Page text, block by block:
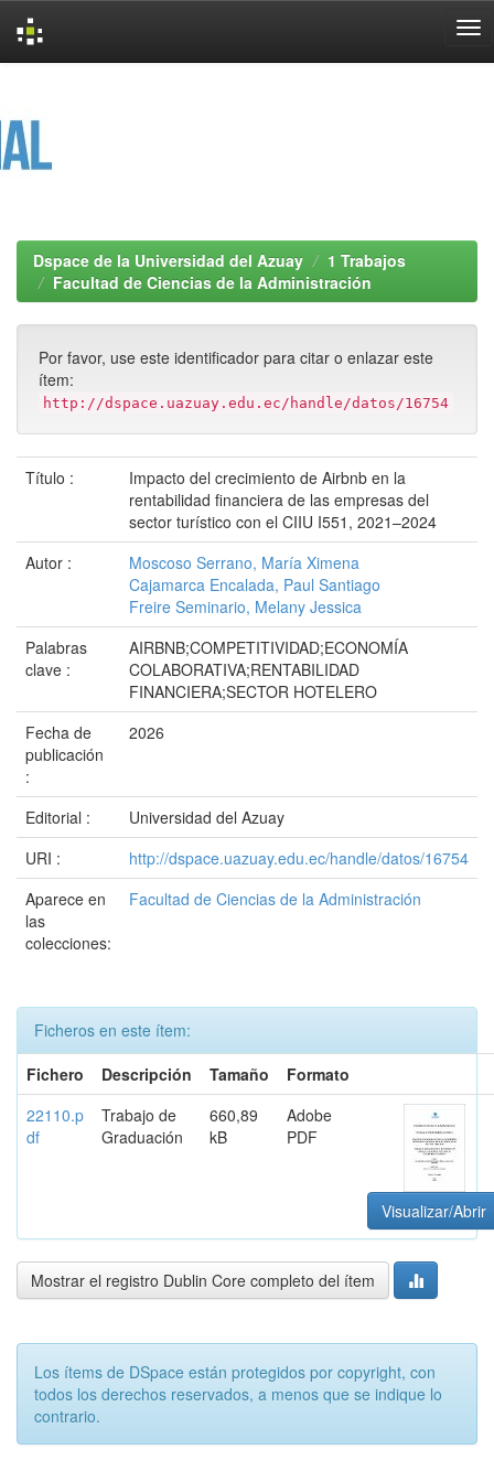
Dspace de la Universidad del Azuay
1 Trabajos
Facultad de Ciencias de la Administración
Por favor, use este identificador para citar o enlazar este
ítem:
http://dspace.uazuay.edu.ec/handle/datos/16754
Título :
Impacto del crecimiento de Airbnb en la
rentabilidad financiera de las empresas del
sector turístico con el CIIU I551, 2021–2024
Autor :
Moscoso Serrano, María Ximena
Cajamarca Encalada, Paul Santiago
Freire Seminario, Melany Jessica
Palabras
clave :
AIRBNB;COMPETITIVIDAD;ECONOMÍA
COLABORATIVA;RENTABILIDAD
FINANCIERA;SECTOR HOTELERO
Fecha de
publicación
:
2026
Editorial :
Universidad del Azuay
URI :
http://dspace.uazuay.edu.ec/handle/datos/16754
Aparece en
las
colecciones:
Facultad de Ciencias de la Administración
Ficheros en este ítem:
Fichero
Descripción Tamaño
Formato
22110.p
df
Trabajo de
Graduación
660,89
kB
Adobe
PDF
Visualizar/Abrir
Mostrar el registro Dublin Core completo del ítem
Los ítems de DSpace están protegidos por copyright, con
todos los derechos reservados, a menos que se indique lo
contrario.